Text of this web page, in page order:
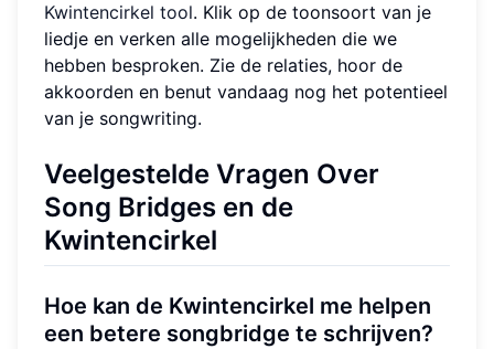
Kwintencirkel tool. Klik op de toonsoort van je
liedje en verken alle mogelijkheden die we
hebben besproken. Zie de relaties, hoor de
akkoorden en benut vandaag nog het potentieel
van je songwriting.
Veelgestelde Vragen Over
Song Bridges en de
Kwintencirkel
Hoe kan de Kwintencirkel me helpen
een betere songbridge te schrijven?